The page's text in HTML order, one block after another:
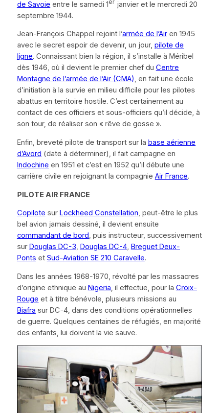
de Savoie entre le samedi 1er janvier et le mercredi 20
septembre 1944.
Jean-François Chappel rejoint l’armée de l’Airen 1945
avec le secret espoir de devenir, un jour, pilote de
ligne. Connaissant bien la région, il s’installe à Méribel
dès 1946, où il devient le premier chef du Centre
Montagne de l’armée de l’Air (CMA), en fait une école
d’initiation à la survie en milieu difficile pour les pilotes
abattus en territoire hostile. C’est certainement au
contact de ces officiers et sous-officiers qu’il décide, à
son tour, de réaliser son « rêve de gosse ».
Enfin, breveté pilote de transport sur la base aérienne
d’Avord (date à déterminer), il fait campagne en
Indochine en 1951 et c’est en 1952 qu’il débute une
carrière civile en rejoignant la compagnie Air France.
PILOTE AIR FRANCE
Copilote sur Lockheed Constellation, peut-être le plus
bel avion jamais dessiné, il devient ensuite
commandant de bord, puis instructeur, successivement
sur Douglas DC-3, Douglas DC-4, Breguet Deux-
Ponts et Sud-Aviation SE 210 Caravelle.
Dans les années 1968-1970, révolté par les massacres
d’origine ethnique au Nigeria , il effectue, pour la Croix-
Rouge et à titre bénévole, plusieurs missions au
Biafra sur DC-4, dans des conditions opérationnelles
de guerre. Quelques centaines de réfugiés, en majorité
des enfants, lui doivent la vie sauve.